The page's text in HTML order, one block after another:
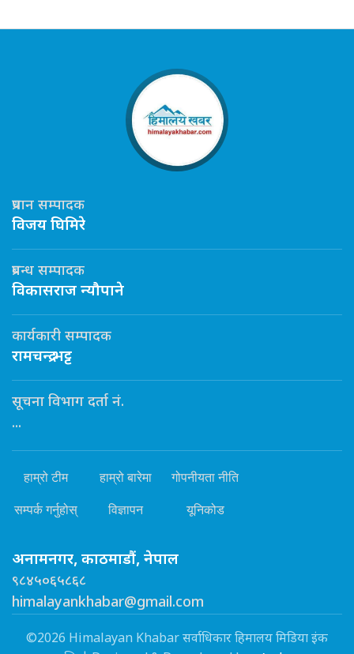
प्रधान सम्पादक
विजय घिमिरे
प्रबन्ध सम्पादक
विकासराज न्यौपाने
कार्यकारी सम्पादक
रामचन्द्र भट्ट
सूचना विभाग दर्ता नं.
...
हाम्रो टीम हाम्रो बारेमा गोपनीयता नीति
सम्पर्क गर्नुहोस् विज्ञापन यूनिकोड
अनामनगर, काठमाडौं, नेपाल
९८४५०६५८६८
himalayankhabar@gmail.com
©2026 Himalayan Khabar सर्वाधिकार हिमालय मिडिया इंक